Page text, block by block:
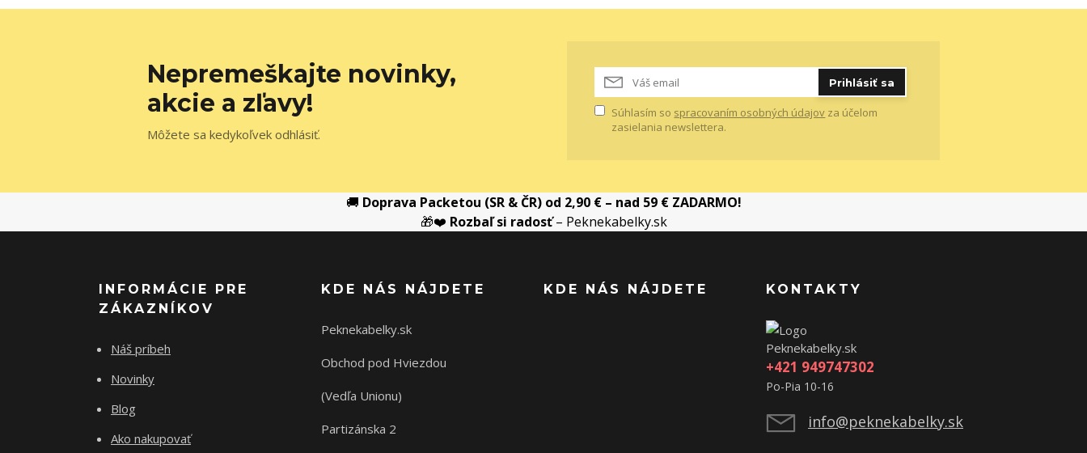
Nepremeškajte novinky,
akcie a zľavy!
Môžete sa kedykoľvek odhlásiť.
Prihlásiť sa
Súhlasím so spracovaním osobných údajov za účelom
zasielania newslettera.
🚚 Doprava Packetou (SR & ČR) od 2,90 € – nad 59 € ZADARMO!
🎁❤️ Rozbaľ si radosť– Peknekabelky.sk
INFORMÁCIE PRE
ZÁKAZNÍKOV
Náš príbeh
Novinky
Blog
Ako nakupovať
KDE NÁS NÁJDETE
Peknekabelky.sk
Obchod pod Hviezdou
(Vedľa Unionu)
Partizánska 2
KDE NÁS NÁJDETE KONTAKTY
Peknekabelky.sk
+421 949747302
Po-Pia 10-16
info@peknekabelky.sk